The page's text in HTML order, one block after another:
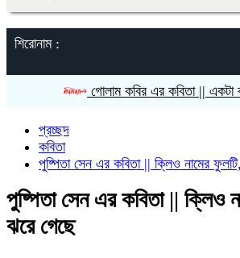
শিরোনাম :
গোলাম কবির এর কবিতা || একটা কাঙ্ক্ষিত
প্রচ্ছদ
কবিতা
পুষ্পিতা সেন এর কবিতা || ক্লিও নামের
পুষ্পিতা সেন এর কবিতা || ক্লিও
ঝরে গেছে